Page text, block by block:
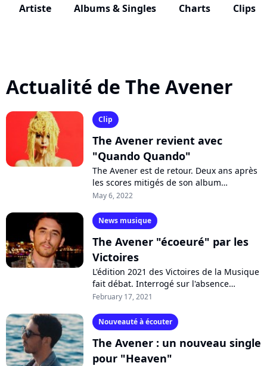
Artiste Albums & Singles Charts Clips
Actualité de The Avener
Clip
The Avener revient avec
"Quando Quando"
The Avener est de retour. Deux ans après
les scores mitigés de son album
"Heaven", le DJ niçois compte bien faire
single...
May 6, 2022
News musique
The Avener "écoeuré" par les
Victoires
L'édition 2021 des Victoires de la Musique
fait débat. Interrogé sur l'absence
d'artistes de la scène électronique lors de
February 17, 2021
Nouveauté à écouter
The Avener : un nouveau single
pour "Heaven"